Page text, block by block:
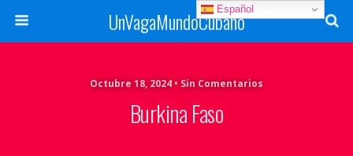
UnVagaMundoCubano
Octubre 18, 2024 • Sin Comentarios
Burkina Faso
Español